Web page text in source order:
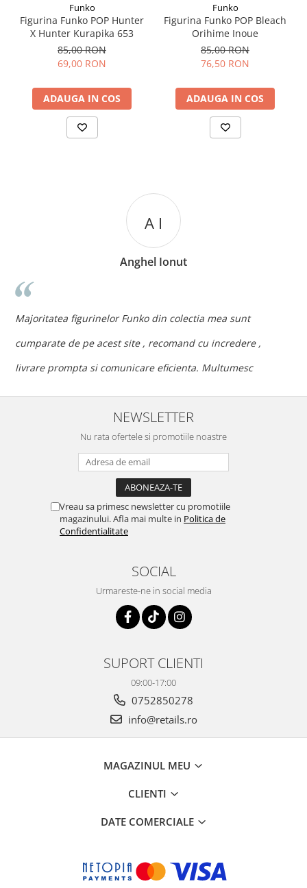
Funko
Figurina Funko POP Hunter
X Hunter Kurapika 653
85,00 RON
69,00 RON
ADAUGA IN COS
Funko
Figurina Funko POP Bleach
Orihime Inoue
85,00 RON
76,50 RON
ADAUGA IN COS
A I
Anghel Ionut
Majoritatea figurinelor Funko din colectia mea sunt
cumparate de pe acest site , recomand cu incredere ,
livrare prompta si comunicare eficienta. Multumesc
NEWSLETTER
Nu rata ofertele si promotiile noastre
Vreau sa primesc newsletter cu promotiile
magazinului. Afla mai multe in Politica de
Confidentialitate
SOCIAL
Urmareste-ne in social media
SUPORT CLIENTI
09:00-17:00
0752850278
info@retails.ro
MAGAZINUL MEU
CLIENTI
DATE COMERCIALE